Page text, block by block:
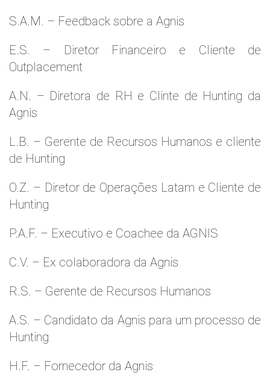
S.A.M. – Feedback sobre a Agnis
E.S. – Diretor Financeiro e Cliente de
Outplacement
A.N. – Diretora de RH e Clinte de Hunting da
Agnis
L.B. – Gerente de Recursos Humanos e cliente
de Hunting
O.Z. – Diretor de Operações Latam e Cliente de
Hunting
P.A.F. – Executivo e Coachee da AGNIS
C.V. – Ex colaboradora da Agnis
R.S. – Gerente de Recursos Humanos
A.S. – Candidato da Agnis para um processo de
Hunting
H.F. – Fornecedor da Agnis